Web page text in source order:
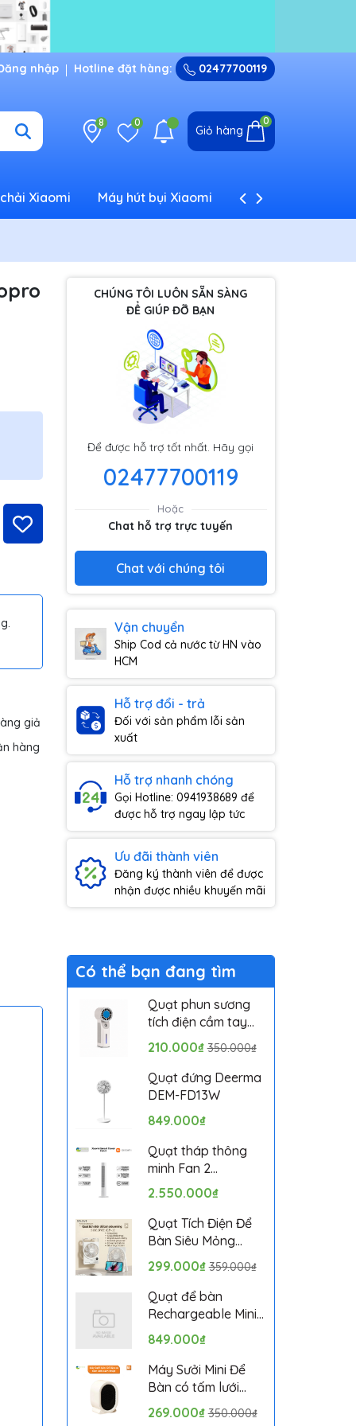
nhập Hotline đặt hàng: 02477700119
8 0
Giỏ hàng
0
Xiaomi Máy hút bụi Xiaomi Máy tạo ẩm Xiaomi
giả
hàng
CHÚNG TÔI LUÔN SẴN SÀNG
ĐỂ GIÚP ĐỠ BẠN
Để được hỗ trợ tốt nhất. Hãy gọi
02477700119
Hoặc
Chat hỗ trợ trực tuyến
Chat với chúng tôi
Vận chuyển
Ship Cod cả nước từ HN vào
HCM
Hỗ trợ đổi - trả
Đối với sản phẩm lỗi sản
xuất
Hỗ trợ nhanh chóng
Gọi Hotline: 0941938689 để
được hỗ trợ ngay lập tức
Ưu đãi thành viên
Đăng ký thành viên để được
nhận được nhiều khuyến mãi
Có thể bạn đang tìm
Quạt phun sương
tích điện cầm tay
mini có sò lạnh
Solove MLS6212B -
Bảo hành 1 tháng
210.000₫ 350.000₫
Quạt đứng Deerma
DEM-FD13W
849.000₫
Quạt tháp thông
minh Fan 2
BPTS02DMU bản
quốc tế
2.550.000₫
Quạt Tích Điện Để
Bàn Siêu Mỏng
SOLOVE KP-11 với 6
Cấp Độ Gió, Màn
Hình LCD, Tích Hợp
Giá Đỡ Điện Thoại
299.000₫ 359.000₫
Quạt để bàn
Rechargeable Mini
Fan ZMYDFS01DM
849.000₫
Máy Sưởi Mini Để
Bàn có tấm lưới
cách nhiệt an toàn,
Quạt Sưởi Ấm Mini
269.000₫ 350.000₫